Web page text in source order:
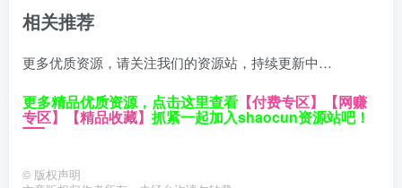
相关推荐
更多优质资源，请关注我们的资源站，持续更新中…
更多精品优质资源，点击这里查看 【付费专区】 【网赚
专区】 【精品收藏】 抓紧一起加入shaocun资源站吧！
© 版权声明